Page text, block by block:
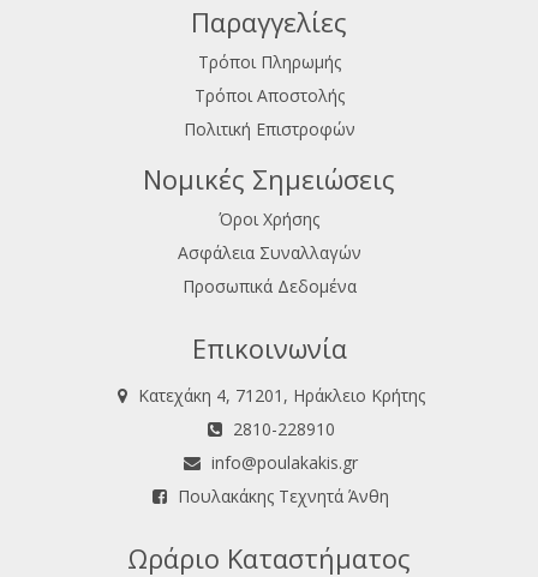
Παραγγελίες
Τρόποι Πληρωμής
Τρόποι Αποστολής
Πολιτική Επιστροφών
Νομικές Σημειώσεις
Όροι Χρήσης
Ασφάλεια Συναλλαγών
Προσωπικά Δεδομένα
Επικοινωνία
Κατεχάκη 4, 71201, Ηράκλειο Κρήτης
2810-228910
info@poulakakis.gr
Πουλακάκης Τεχνητά Άνθη
Ωράριο Καταστήματος